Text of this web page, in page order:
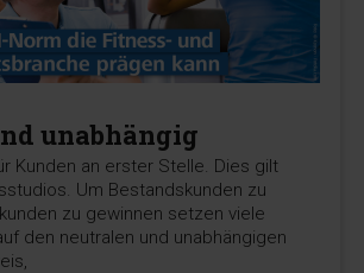
unabhängig
Kunden an erster Stelle. Dies gilt
Um Bestandskunden zu
zu gewinnen setzen viele
den neutralen und unabhängigen